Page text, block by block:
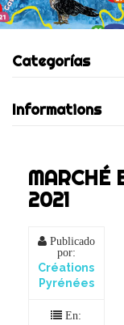
Categorías
Informations
MARCHÉ
2021
Publicado
por:
Créations
Pyrénées
En: